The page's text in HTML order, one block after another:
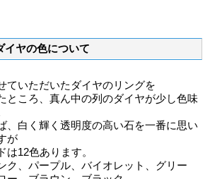
ヤの色について
ていただいたダイヤのリングを
ところ、真ん中の列のダイヤが少し色味
、白く輝く透明度の高い石を一番に思い
が
は12色あります。
ク、パープル、バイオレット、グリー